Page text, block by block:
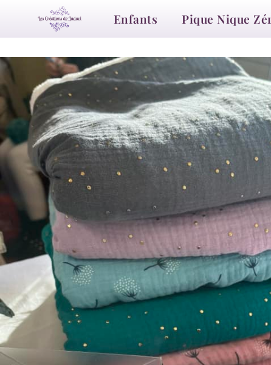
Enfants Pique Nique